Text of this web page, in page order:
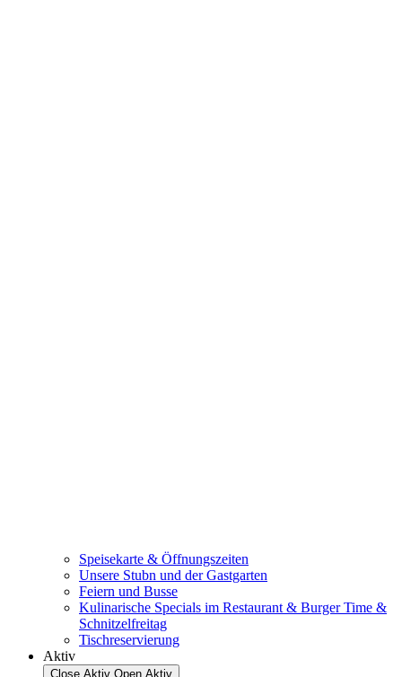
Speisekarte & Öffnungszeiten
Unsere Stubn und der Gastgarten
Feiern und Busse
Kulinarische Specials im Restaurant & Burger Time &
Schnitzelfreitag
Tischreservierung
Aktiv
Close Aktiv Open Aktiv